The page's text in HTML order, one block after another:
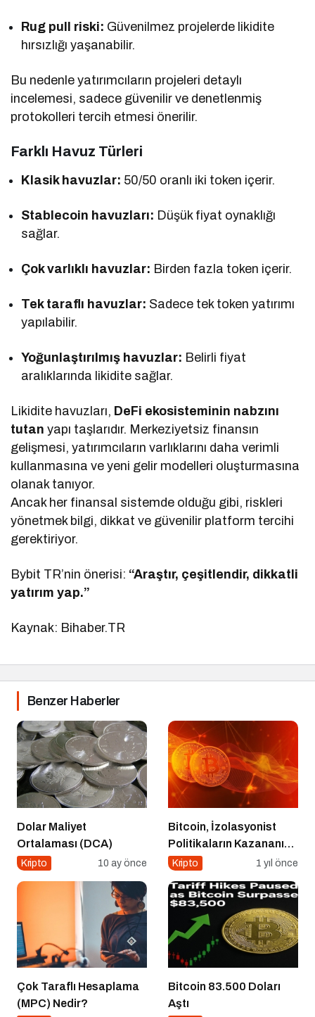
Rug pull riski: Güvenilmez projelerde likidite
hırsızlığı yaşanabilir.
Bu nedenle yatırımcıların projeleri detaylı
incelemesi, sadece güvenilir ve denetlenmiş
protokolleri tercih etmesi önerilir.
Farklı Havuz Türleri
Klasik havuzlar: 50/50 oranlı iki token içerir.
Stablecoin havuzları: Düşük fiyat oynaklığı
sağlar.
Çok varlıklı havuzlar: Birden fazla token içerir.
Tek taraflı havuzlar: Sadece tek token yatırımı
yapılabilir.
Yoğunlaştırılmış havuzlar: Belirli fiyat
aralıklarında likidite sağlar.
Likidite havuzları, DeFi ekosisteminin nabzını
tutan yapı taşlarıdır. Merkeziyetsiz finansın
gelişmesi, yatırımcıların varlıklarını daha verimli
kullanmasına ve yeni gelir modelleri oluşturmasına
olanak tanıyor.
Ancak her finansal sistemde olduğu gibi, riskleri
yönetmek bilgi, dikkat ve güvenilir platform tercihi
gerektiriyor.
Bybit TR’nin önerisi: “Araştır, çeşitlendir, dikkatli
yatırım yap.”
Kaynak: Bihaber.TR
Benzer Haberler
Dolar Maliyet
Ortalaması (DCA)
Kripto 10 ay önce
Bitcoin, İzolasyonist
Politikaların Kazananı
Olabilir
Kripto 1 yıl önce
Çok Taraflı Hesaplama
(MPC) Nedir?
Bitcoin 83.500 Doları
Aştı